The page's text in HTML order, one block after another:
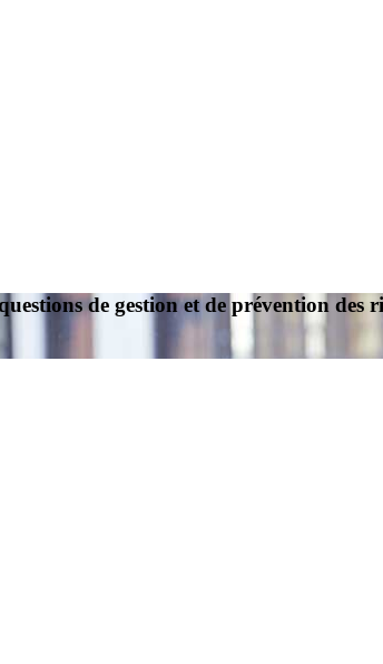
de gestion et de prévention des